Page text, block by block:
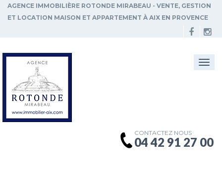
AGENCE IMMOBILIÈRE ROTONDE MIRABEAU - VENTE, GESTION
ET LOCATION MAISON ET APPARTEMENT À AIX EN PROVENCE
CONTACTEZ NOUS
04 42 91 27 00